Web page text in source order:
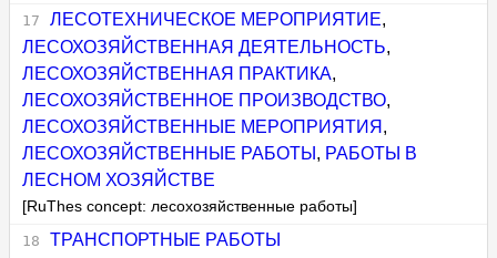
ЛЕСОТЕХНИЧЕСКОЕ МЕРОПРИЯТИЕ,
ЛЕСОХОЗЯЙСТВЕННАЯ ДЕЯТЕЛЬНОСТЬ,
ЛЕСОХОЗЯЙСТВЕННАЯ ПРАКТИКА,
ЛЕСОХОЗЯЙСТВЕННОЕ ПРОИЗВОДСТВО,
ЛЕСОХОЗЯЙСТВЕННЫЕ МЕРОПРИЯТИЯ ,
ЛЕСОХОЗЯЙСТВЕННЫЕ РАБОТЫ , РАБОТЫ В
ЛЕСНОМ ХОЗЯЙСТВЕ
[RuThes concept: лесохозяйственные работы]
ТРАНСПОРТНЫЕ РАБОТЫ